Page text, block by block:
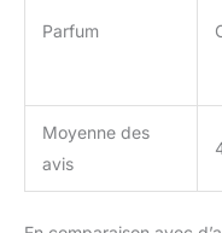
Parfum
Moyenne des
avis